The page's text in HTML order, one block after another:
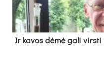
Ir ka­vos dė­mė ga­li virs­ti